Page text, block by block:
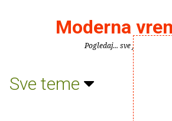
Moderna
Pogledaj... sve je puno
Sve teme